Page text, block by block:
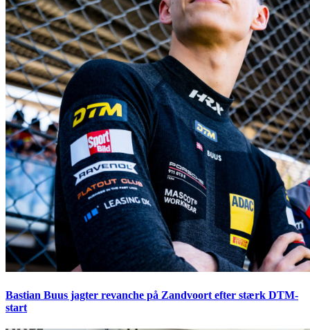
Bastian Buus jagter revanche på Zandvoort efter stærk DTM-
start